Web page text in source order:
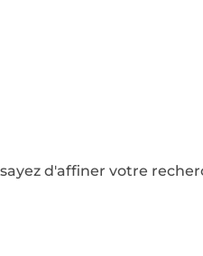
d'affiner votre